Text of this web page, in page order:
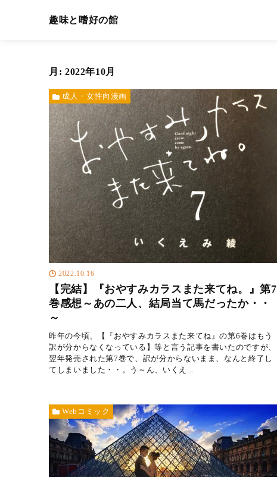
趣味と嗜好の館
月: 2022年10月
2022.10.16
【完結】『おやすみカラスまた来てね。』第7
巻感想～あの二人、結局当て馬だったか・・
～
昨年の今頃、【『おやすみカラスまた来てね』の第6巻はもう
訳が分からなくなっている】等と言う記事を書いたのですが、
翌年発売された第7巻で、訳が分からないまま、なんと終了し
てしまいました・・。う～ん、いくえ...
成人・女性向漫画
Webコミック